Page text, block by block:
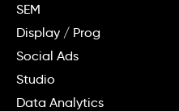
SEM
Display / Prog
Social Ads
Studio
Data Analytics